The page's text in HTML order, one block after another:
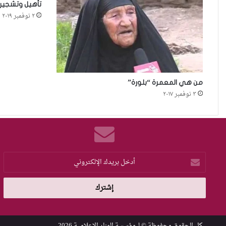
من هي المعمرة “بلورة”
٣ نوفمبر ٢٠١٧
تأهيل
٢ نوفمبر ٢٠١٩
أدخل
بريدك
الإلكتروني